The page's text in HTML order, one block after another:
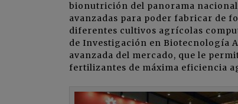
bionutrición del panorama
avanzadas para poder fabricar de
diferentes cultivos agrícolas
de Investigación en Biotecnología
avanzada del mercado, que le
fertilizantes de máxima eficiencia